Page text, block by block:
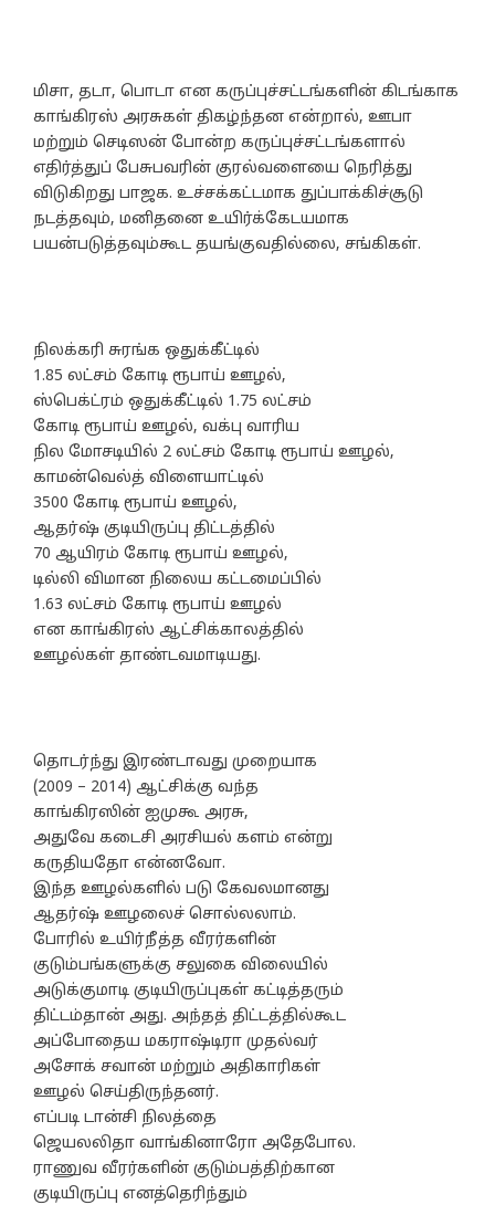
மிசா, தடா, பொடா என கருப்புச்சட்டங்களின் கிடங்காக
காங்கிரஸ் அரசுகள் திகழ்ந்தன என்றால், ஊபா
மற்றும் செடிஸன் போன்ற கருப்புச்சட்டங்களால்
எதிர்த்துப் பேசுபவரின் குரல்வளையை நெரித்து
விடுகிறது பாஜக. உச்சக்கட்டமாக துப்பாக்கிச்சூடு
நடத்தவும், மனிதனை உயிர்க்கேடயமாக
பயன்படுத்தவும்கூட தயங்குவதில்லை, சங்கிகள்.
நிலக்கரி சுரங்க ஒதுக்கீட்டில்
1.85 லட்சம் கோடி ரூபாய் ஊழல்,
ஸ்பெக்ட்ரம் ஒதுக்கீட்டில் 1.75 லட்சம்
கோடி ரூபாய் ஊழல், வக்பு வாரிய
நில மோசடியில் 2 லட்சம் கோடி ரூபாய் ஊழல்,
காமன்வெல்த் விளையாட்டில்
3500 கோடி ரூபாய் ஊழல்,
ஆதர்ஷ் குடியிருப்பு திட்டத்தில்
70 ஆயிரம் கோடி ரூபாய் ஊழல்,
டில்லி விமான நிலைய கட்டமைப்பில்
1.63 லட்சம் கோடி ரூபாய் ஊழல்
என காங்கிரஸ் ஆட்சிக்காலத்தில்
ஊழல்கள் தாண்டவமாடியது.
தொடர்ந்து இரண்டாவது முறையாக
(2009 – 2014) ஆட்சிக்கு வந்த
காங்கிரஸின் ஐமுகூ அரசு,
அதுவே கடைசி அரசியல் களம் என்று
கருதியதோ என்னவோ.
இந்த ஊழல்களில் படு கேவலமானது
ஆதர்ஷ் ஊழலைச் சொல்லலாம்.
போரில் உயிர்நீத்த வீரர்களின்
குடும்பங்களுக்கு சலுகை விலையில்
அடுக்குமாடி குடியிருப்புகள் கட்டித்தரும்
திட்டம்தான் அது. அந்தத் திட்டத்தில்கூட
அப்போதைய மகராஷ்டிரா முதல்வர்
அசோக் சவான் மற்றும் அதிகாரிகள்
ஊழல் செய்திருந்தனர்.
எப்படி டான்சி நிலத்தை
ஜெயலலிதா வாங்கினாரோ அதேபோல.
ராணுவ வீரர்களின் குடும்பத்திற்கான
குடியிருப்பு எனத்தெரிந்தும்